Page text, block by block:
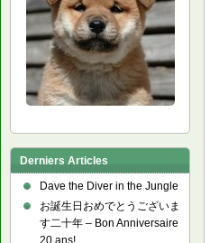
Derniers Articles
Dave the Diver in the Jungle
お誕生日おめでとうございま
す二十年 – Bon Anniversaire
20 ans!